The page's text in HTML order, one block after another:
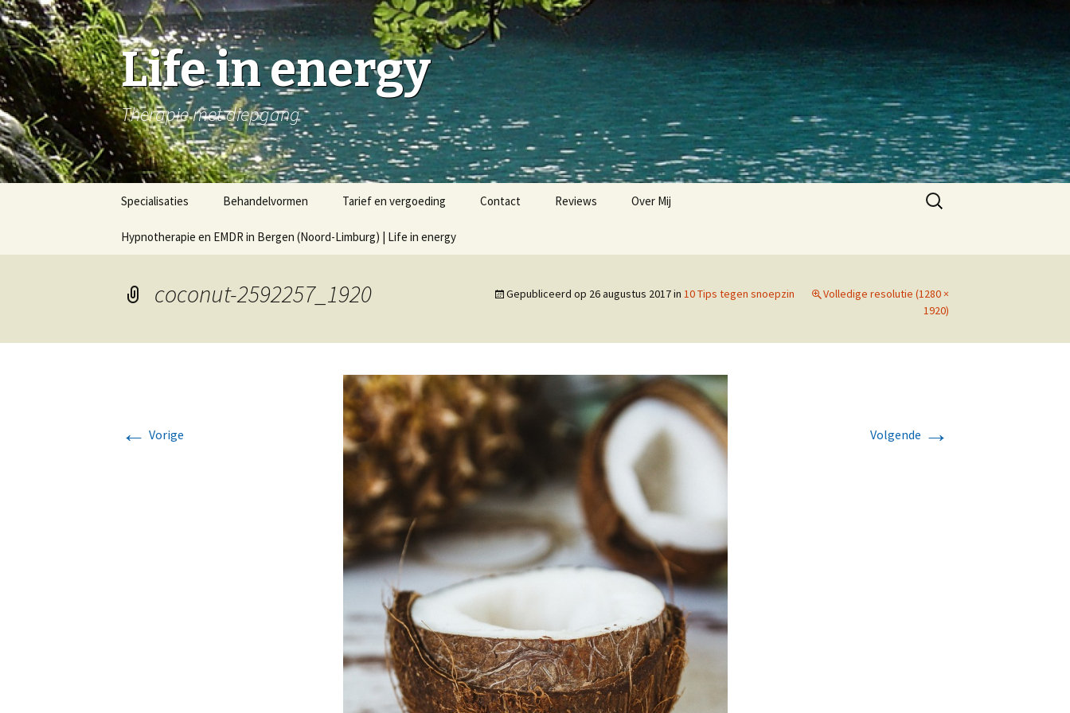
Life in energy
Therapie met diepgang
inhoud
Specialisaties Behandelvormen Tarief en vergoeding Contact Reviews Over Mij
Hypnotherapie en EMDR in Bergen (Noord-Limburg) | Life in energy
Zoeken
naar:
coconut-2592257_1920 Gepubliceerd op 26 augustus 2017in 10 Tips tegen snoepzin
Volledige resolutie (1280 ×
1920)
← Vorige Volgende →